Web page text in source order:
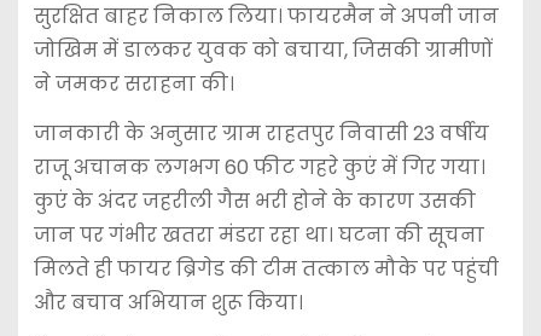
सुरक्षित बाहर निकाल लिया। फायरमैन ने अपनी जान
जोखिम में डालकर युवक को बचाया, जिसकी ग्रामीणों
ने जमकर सराहना की।
जानकारी के अनुसार ग्राम राहतपुर निवासी 23 वर्षीय
राजू अचानक लगभग 60 फीट गहरे कुएं में गिर गया।
कुएं के अंदर जहरीली गैस भरी होने के कारण उसकी
जान पर गंभीर खतरा मंडरा रहा था। घटना की सूचना
मिलते ही फायर ब्रिगेड की टीम तत्काल मौके पर पहुंची
और बचाव अभियान शुरू किया।